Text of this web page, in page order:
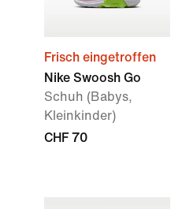
Frisch eingetroffen
Nike Swoosh Go
Schuh (Babys,
Kleinkinder)
CHF 70